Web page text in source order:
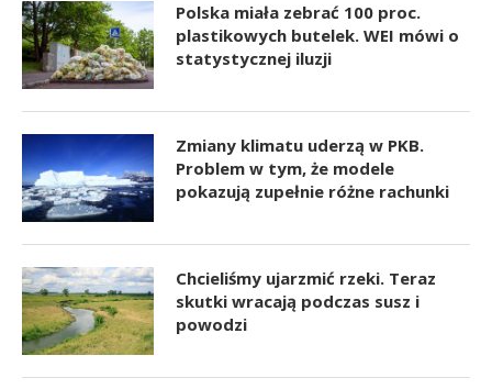
Polska miała zebrać 100 proc.
plastikowych butelek. WEI mówi o
statystycznej iluzji
Zmiany klimatu uderzą w PKB.
Problem w tym, że modele
pokazują zupełnie różne rachunki
Chcieliśmy ujarzmić rzeki. Teraz
skutki wracają podczas susz i
powodzi